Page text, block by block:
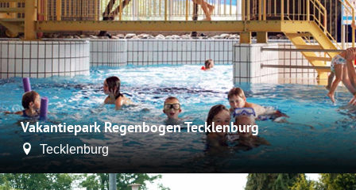
Vakantiepark Regenbogen Tecklenburg
Tecklenburg